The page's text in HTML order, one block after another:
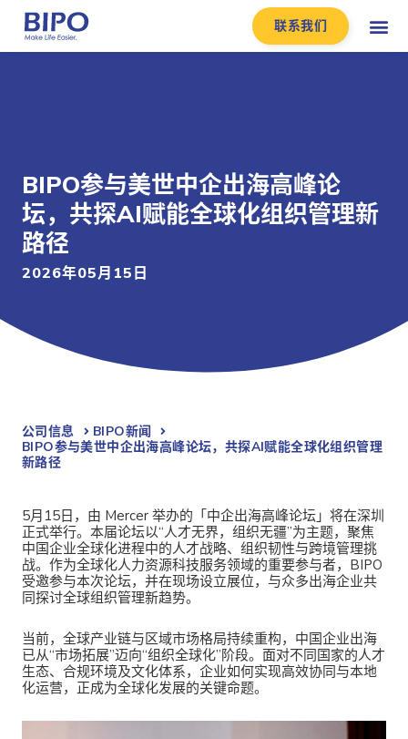
联系我们
BIPO参与美世中企出海高峰论
坛，共探AI赋能全球化组织管理新
路径
2026年05月15日
公司信息
BIPO新闻​
BIPO参与美世中企出海高峰论坛，共探AI赋能全球化组织管理
新路径
5月15日，由 Mercer 举办的「中企出海高峰论坛」将在深圳
正式举行。本届论坛以“人才无界，组织无疆”为主题，聚焦
中国企业全球化进程中的人才战略、组织韧性与跨境管理挑
战。作为全球化人力资源科技服务领域的重要参与者，BIPO
受邀参与本次论坛，并在现场设立展位，与众多出海企业共
同探讨全球组织管理新趋势。
当前，全球产业链与区域市场格局持续重构，中国企业出海
已从“市场拓展”迈向“组织全球化”阶段。面对不同国家的人才
生态、合规环境及文化体系，企业如何实现高效协同与本地
化运营，正成为全球化发展的关键命题。